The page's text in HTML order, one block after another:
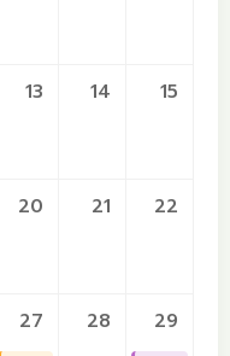
13 14 15
20 21 22
27 28 29